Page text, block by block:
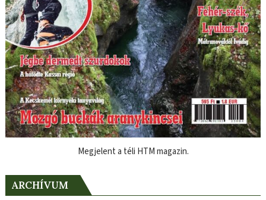
Megjelent a téli HTM magazin.
ARCHÍVUM